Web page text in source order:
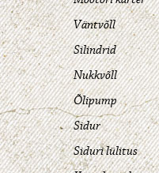
Väntvõll
Silindrid
Nukkvõll
Õlipump
Sidur
Siduri lülitus